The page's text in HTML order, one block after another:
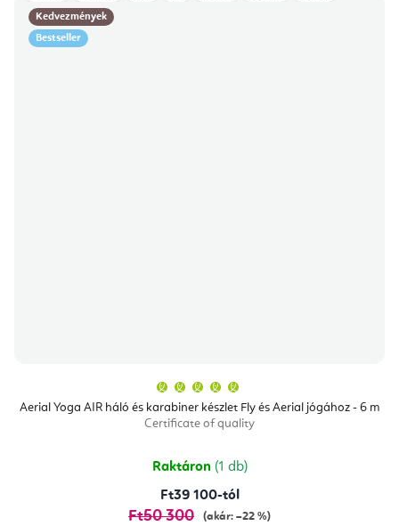
Kedvezmények
Bestseller
Aerial Yoga AIR háló és karabiner készlet Fly és Aerial jógához - 6 m
Certificate of quality
átlagos
értékelése
5-
csillag.
Raktáron (1 db)
Ft39 100-tól
Ft50 300 (akár: –22 %)